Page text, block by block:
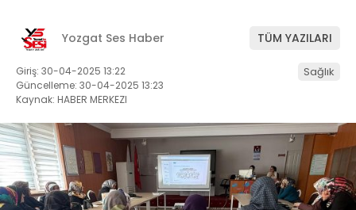
Yozgat Ses Haber TÜM YAZILARI
Giriş: 30-04-2025 13:22
Güncelleme: 30-04-2025 13:23
Kaynak: HABER MERKEZI
Sağlık